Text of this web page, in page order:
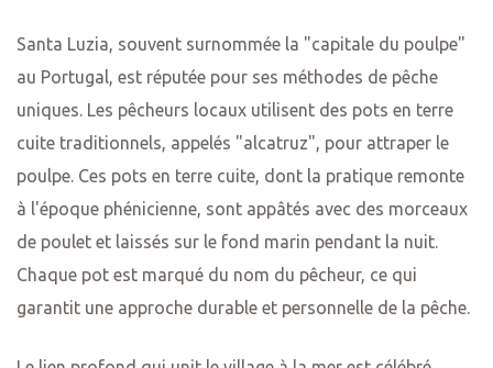
Santa Luzia, souvent surnommée la "capitale du poulpe"
au Portugal, est réputée pour ses méthodes de pêche
uniques. Les pêcheurs locaux utilisent des pots en terre
cuite traditionnels, appelés "alcatruz", pour attraper le
poulpe. Ces pots en terre cuite, dont la pratique remonte
à l'époque phénicienne, sont appâtés avec des morceaux
de poulet et laissés sur le fond marin pendant la nuit.
Chaque pot est marqué du nom du pêcheur, ce qui
garantit une approche durable et personnelle de la pêche.